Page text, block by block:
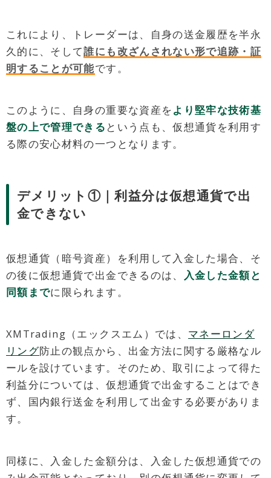
これにより、トレーダーは、自身の送金履歴を半永
久的に、そして誰にも改ざんされない形で追跡・証
明することが可能です。
このように、自身の重要な資産をより堅牢な技術基
盤の上で管理できる という点も、仮想通貨を利用す
る際の安心材料の一つとなります。
デメリット①｜利益分は仮想通貨で出
金できない
仮想通貨（暗号資産）を利用して入金した場合、そ
の後に仮想通貨で出金できるのは、
入金した金額と
同額までに限られます。
XMTrading（エックスエム）では、 マネーロンダ
リング防止の観点から、出金方法に関する厳格なル
ールを設けています。そのため、取引によって得た
利益分については、仮想通貨で出金することはでき
ず、国内銀行送金を利用して出金する必要がありま
す。
同様に、入金した金額分は、入金した仮想通貨での